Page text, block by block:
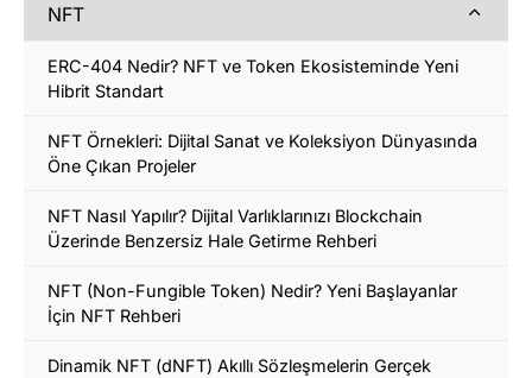
NFT
ERC-404 Nedir? NFT ve Token Ekosisteminde Yeni
Hibrit Standart
NFT Örnekleri: Dijital Sanat ve Koleksiyon Dünyasında
Öne Çıkan Projeler
NFT Nasıl Yapılır? Dijital Varlıklarınızı Blockchain
Üzerinde Benzersiz Hale Getirme Rehberi
NFT (Non-Fungible Token) Nedir? Yeni Başlayanlar
İçin NFT Rehberi
Dinamik NFT (dNFT) Akıllı Sözleşmelerin Gerçek